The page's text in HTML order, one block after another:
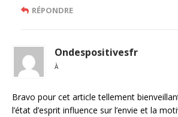
RÉPONDRE
Ondespositivesfr
À
Bravo pour cet article tellement
l’état d’esprit influence sur l’envie et la